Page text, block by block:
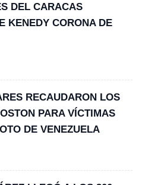
DEL CARACAS
KENEDY CORONA DE
RECAUDARON LOS
PARA VÍCTIMAS
DE VENEZUELA